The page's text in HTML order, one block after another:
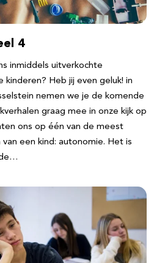
4
inmiddels uitverkochte
Heb jij even geluk! in
nemen we je de komende
graag mee in onze kijk op
ons op één van de meest
een kind: autonomie. Het is